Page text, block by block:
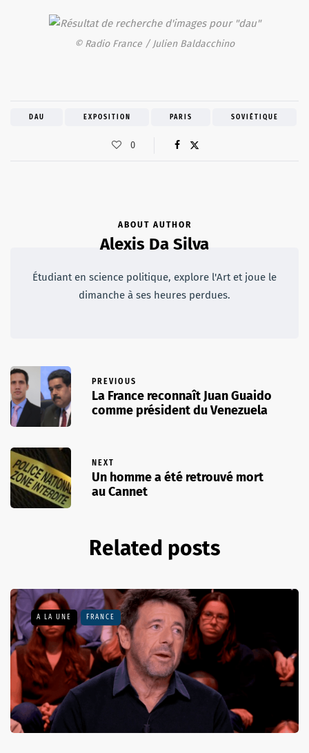
© Radio France / Julien Baldacchino
DAU EXPOSITION PARIS SOVIÉTIQUE
0
ABOUT AUTHOR
Alexis Da Silva
Étudiant en science politique, explore l'Art et joue le
dimanche à ses heures perdues.
PREVIOUS
La France reconnaît Juan Guaido
comme président du Venezuela
NEXT
Un homme a été retrouvé mort
au Cannet
Related posts
A LA UNE FRANCE